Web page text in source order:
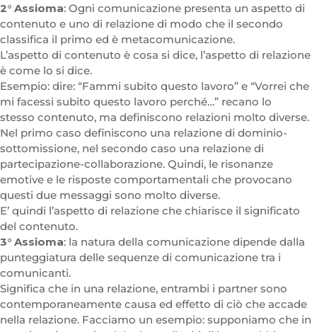
2° Assioma: Ogni comunicazione presenta un aspetto di
contenuto e uno di relazione di modo che il secondo
classifica il primo ed è metacomunicazione.
L’aspetto di contenuto è cosa si dice, l’aspetto di relazione
è come lo si dice.
Esempio: dire: “Fammi subito questo lavoro” e “Vorrei che
mi facessi subito questo lavoro perché…” recano lo
stesso contenuto, ma definiscono relazioni molto diverse.
Nel primo caso definiscono una relazione di dominio-
sottomissione, nel secondo caso una relazione di
partecipazione-collaborazione. Quindi, le risonanze
emotive e le risposte comportamentali che provocano
questi due messaggi sono molto diverse.
E’ quindi l’aspetto di relazione che chiarisce il significato
del contenuto.
3° Assioma: la natura della comunicazione dipende dalla
punteggiatura delle sequenze di comunicazione tra i
comunicanti.
Significa che in una relazione, entrambi i partner sono
contemporaneamente causa ed effetto di ciò che accade
nella relazione. Facciamo un esempio: supponiamo che in